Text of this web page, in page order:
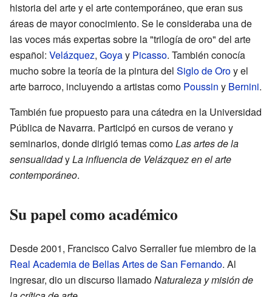
historia del arte y el arte contemporáneo, que eran sus
áreas de mayor conocimiento. Se le consideraba una de
las voces más expertas sobre la "trilogía de oro" del arte
español: Velázquez, Goyay Picasso. También conocía
mucho sobre la teoría de la pintura del Siglo de Oroy el
arte barroco, incluyendo a artistas como Poussin y Bernini.
También fue propuesto para una cátedra en la Universidad
Pública de Navarra. Participó en cursos de verano y
seminarios, donde dirigió temas comoLas artes de la
sensualidadyLa influencia de Velázquez en el arte
contemporáneo.
Su papel como académico
Desde 2001, Francisco Calvo Serraller fue miembro de la
Real Academia de Bellas Artes de San Fernando. Al
ingresar, dio un discurso llamadoNaturaleza y misión de